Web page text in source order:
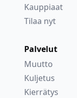
Kauppiaat
Tilaa nyt
Palvelut
Muutto
Kuljetus
Kierrätys